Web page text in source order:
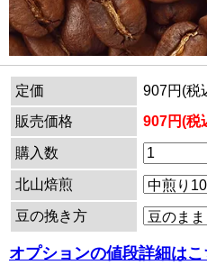
定価
907円(税
販売価格
907円(税
購入数
北山焙煎
豆の挽き方
オプションの値段詳細はこ